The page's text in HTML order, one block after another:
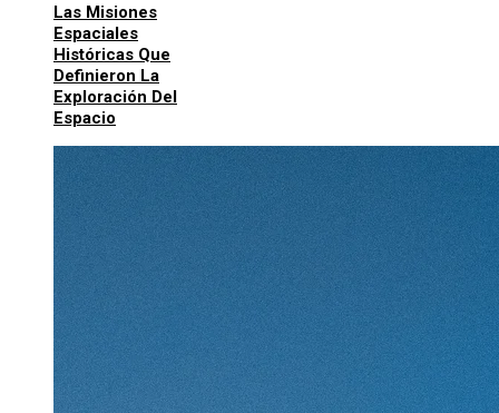
Las Misiones
Espaciales
Históricas Que
Definieron La
Exploración Del
Espacio